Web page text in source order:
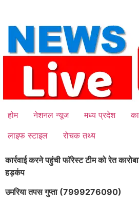
content
होम नेशनल न्यूज मध्य प्रदेश
लाइफ स्टाइल
रोचक तथ्य
कार्रवाई करने पहुंची फॉरेस्ट टीम को रेत
हड़कंप
उमरिया तपस गुप्ता (7999276090)